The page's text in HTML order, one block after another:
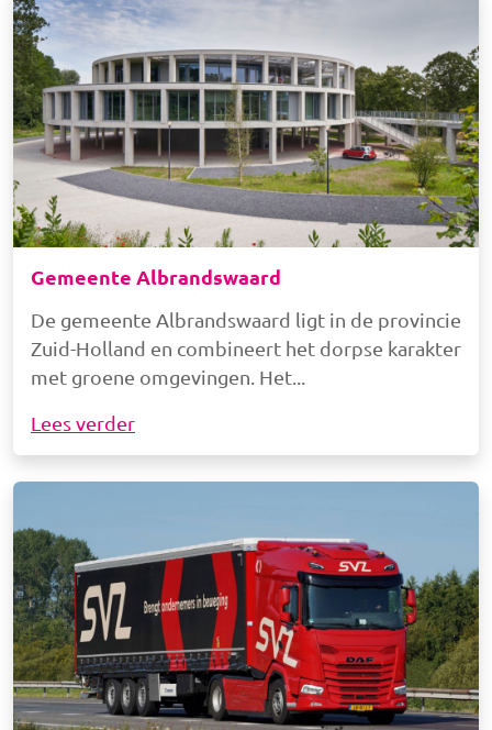
Gemeente Albrandswaard
De gemeente Albrandswaard ligt in de provincie
Zuid-Holland en combineert het dorpse karakter
met groene omgevingen. Het
Lees verder
Afbeelding